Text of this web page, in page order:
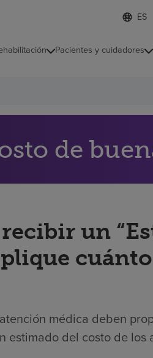
Lista
de
d
o
e
i
a
Pacientes y cuidadores
de
un
médica deben
estimado del costo de los